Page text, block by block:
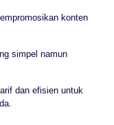
konten
simpel namun
dan efisien untuk